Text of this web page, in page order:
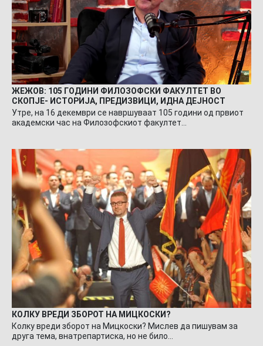
ЖЕЖОВ: 105 ГОДИНИ ФИЛОЗОФСКИ ФАКУЛТЕТ ВО
СКОПЈЕ- ИСТОРИЈА, ПРЕДИЗВИЦИ, ИДНА ДЕЈНОСТ
Утре, на 16 декември се навршуваат 105 години од првиот
академски час на Филозофскиот факултет…
КОЛКУ ВРЕДИ ЗБОРОТ НА МИЦКОСКИ?
Колку вреди зборот на Мицкоски? Мислев да пишувам за
друга тема, внатрепартиска, но не било…